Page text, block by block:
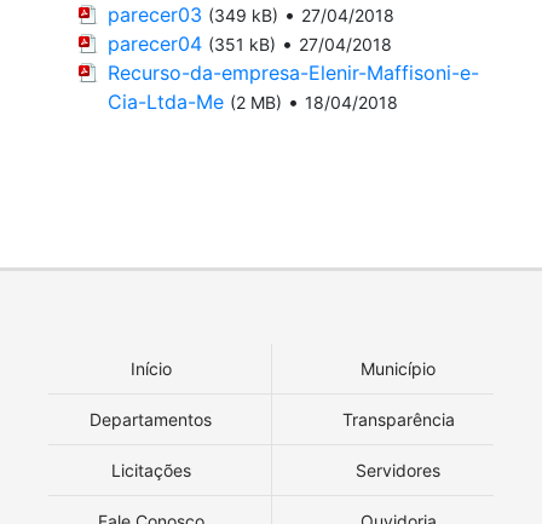
parecer03 (349 kB) • 27/04/2018
parecer04 (351 kB) • 27/04/2018
Recurso-da-empresa-Elenir-Maffisoni-e-
Cia-Ltda-Me (2 MB) • 18/04/2018
Início Município
Departamentos Transparência
Licitações Servidores